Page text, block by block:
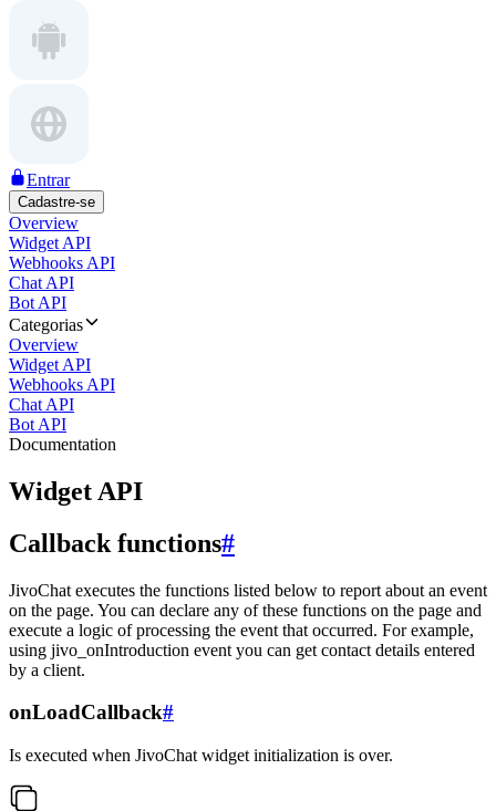
Entrar
Cadastre-se
Overview
Widget API
Webhooks API
Chat API
Bot API
Categorias
Overview
Widget API
Webhooks API
Chat API
Bot API
Documentation
Widget API
Callback functions#
JivoChat executes the functions listed below to report about an event
on the page. You can declare any of these functions on the page and
execute a logic of processing the event that occurred. For example,
using jivo_onIntroduction event you can get contact details entered
by a client.
onLoadCallback#
Is executed when JivoChat widget initialization is over.